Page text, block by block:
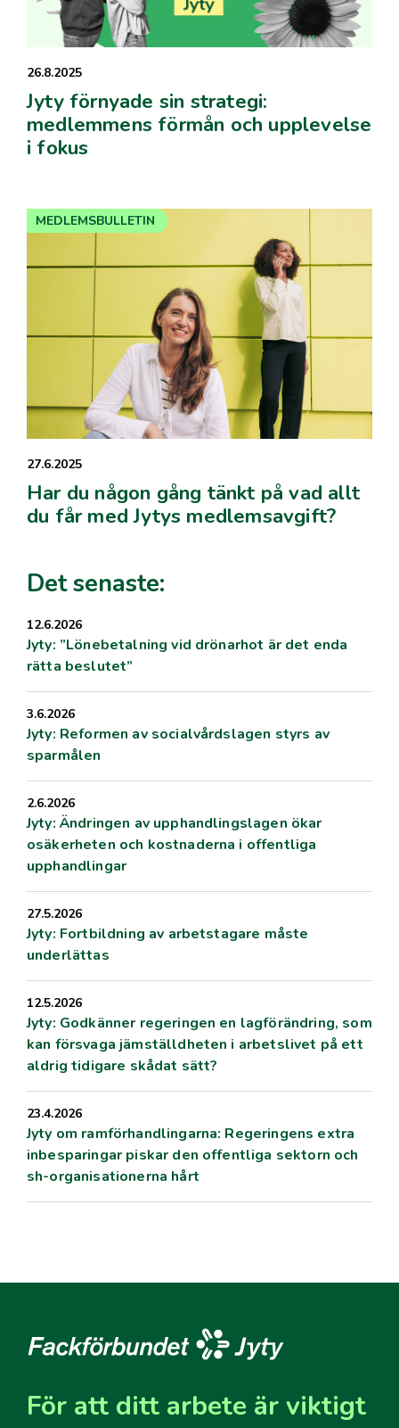
26.8.2025
Jyty förnyade sin strategi:
medlemmens förmån och upplevelse
i fokus
27.6.2025
Har du någon gång tänkt på vad allt
du får med Jytys medlemsavgift?
MEDLEMSBULLETIN
Det senaste:
12.6.2026
Jyty: ”Lönebetalning vid drönarhot är det enda
rätta beslutet”
3.6.2026
Jyty: Reformen av socialvårdslagen styrs av
sparmålen
2.6.2026
Jyty: Ändringen av upphandlingslagen ökar
osäkerheten och kostnaderna i offentliga
upphandlingar
27.5.2026
Jyty: Fortbildning av arbetstagare måste
underlättas
12.5.2026
Jyty: Godkänner regeringen en lagförändring, som
kan försvaga jämställdheten i arbetslivet på ett
aldrig tidigare skådat sätt?
23.4.2026
Jyty om ramförhandlingarna: Regeringens extra
inbesparingar piskar den offentliga sektorn och
sh-organisationerna hårt
För att ditt arbete är viktigt